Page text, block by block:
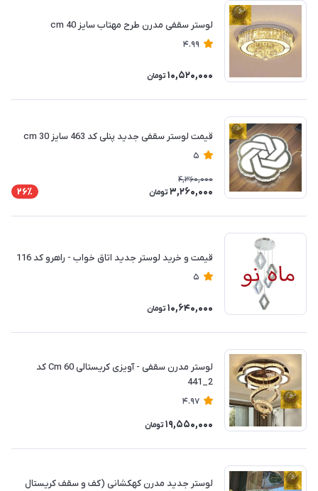
لوستر سقفی مدرن طرح مهتاب سایز 40 cm
4.99
10,520,000 تومان
قیمت لوستر سقفی جدید پنلی کد 463 سایز 30 cm
5
4,360,000
3,260,000 تومان 26٪
قیمت و خرید لوستر جدید اتاق خواب - راهرو کد 116
5
10,640,000 تومان
لوستر مدرن سقفی - آویزی کریستالی 60 Cm کد
2_441
4.97
19,550,000 تومان
لوستر جدید مدرن کهکشانی (کف و سقف کریستال